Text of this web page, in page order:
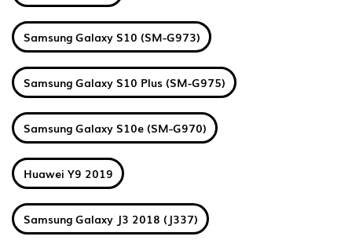
Samsung Galaxy S10 (SM-G973)
Samsung Galaxy S10 Plus (SM-G975)
Samsung Galaxy S10e (SM-G970)
Huawei Y9 2019
Samsung Galaxy J3 2018 (J337)